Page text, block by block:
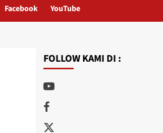
Facebook YouTube
FOLLOW KAMI DI :
Youtube
Facebook
Twitter